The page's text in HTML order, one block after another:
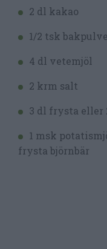
2 dl kakao
1/2 tsk
4 dl vetemjöl
2 krm salt
3 dl frysta eller
1 msk
frysta björnbär